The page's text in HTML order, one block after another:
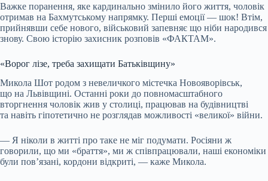
Важке поранення, яке кардинально змінило його життя, чоловік
отримав на Бахмутському напрямку. Перші емоції — шок! Втім,
прийнявши себе нового, військовий запевняє що ніби народився
знову. Свою історію захисник розповів «ФАКТАМ».
«Ворог лізе, треба захищати Батьківщину»
Микола Шот родом з невеличкого містечка Новояворівськ,
що на Львівщині. Останні роки до повномасштабного
вторгнення чоловік жив у столиці, працював на будівництві
та навіть гіпотетично не розглядав можливості «великої» війни.
— Я ніколи в житті про таке не міг подумати. Росіяни ж
говорили, що ми «браття», ми ж співпрацювали, наші економіки
були пов’язані, кордони відкриті, — каже Микола.